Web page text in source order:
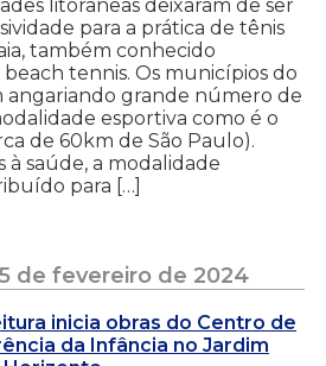
litorâneas deixaram de ser
para a prática de tênis
também conhecido
tennis. Os municípios do
angariando grande número de
esportiva como é o
de 60km de São Paulo).
à saúde, a modalidade
para […]
de fevereiro de 2024
inicia obras do Centro de
da Infância no Jardim